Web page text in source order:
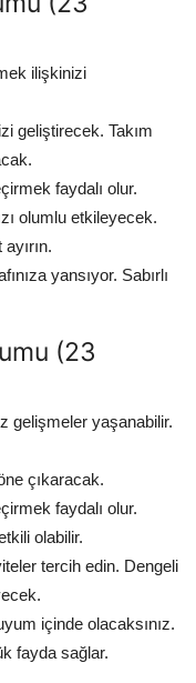
ilişkinizi
geliştirecek. Takım
faydalı olur.
olumlu etkileyecek.
yansıyor. Sabırlı
(23
gelişmeler yaşanabilir.
çıkaracak.
faydalı olur.
olabilir.
tercih edin. Dengeli
içinde olacaksınız.
fayda sağlar.